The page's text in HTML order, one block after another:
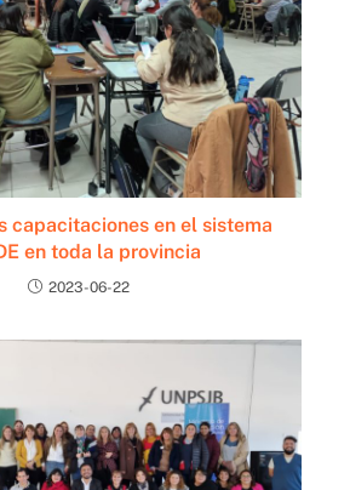
capacitaciones en el sistema
en toda la provincia
2023-06-22